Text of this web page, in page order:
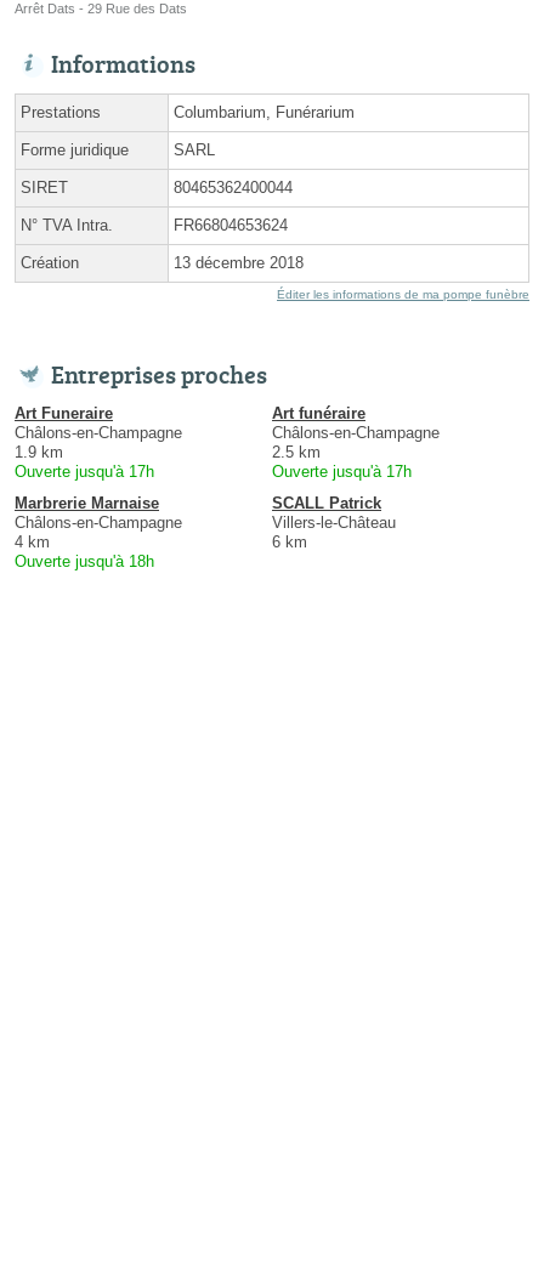
Arrêt Dats - 29 Rue des Dats
Informations
Prestations Columbarium, Funérarium
Forme juridique SARL
SIRET 80465362400044
N° TVA Intra. FR66804653624
Création 13 décembre 2018
Éditer les informations de ma pompe funèbre
Entreprises proches
Art Funeraire
Châlons-en-Champagne
1.9 km
Ouverte jusqu'à 17h
Art funéraire
Châlons-en-Champagne
2.5 km
Ouverte jusqu'à 17h
Marbrerie Marnaise
Châlons-en-Champagne
4 km
Ouverte jusqu'à 18h
SCALL Patrick
Villers-le-Château
6 km